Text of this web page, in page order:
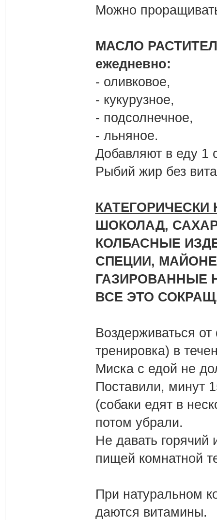
Можно
МАСЛО
ежедневно:
- оливковое,
- кукурузное,
- подсолнечное,
- льняное.
Добавляют в еду 1
Рыбий жир без
КАТЕГОРИЧЕСКИ
ШОКОЛАД,
КОЛБАСНЫЕ
СПЕЦИИ,
ГАЗИРОВАННЫЕ
ВСЕ ЭТО
Воздерживаться
тренировка) в
Миска с едой не
Поставили, минут
(собаки едят в
потом убрали.
Не давать горячий
пищей комнатной
При натуральном
даются витамины.